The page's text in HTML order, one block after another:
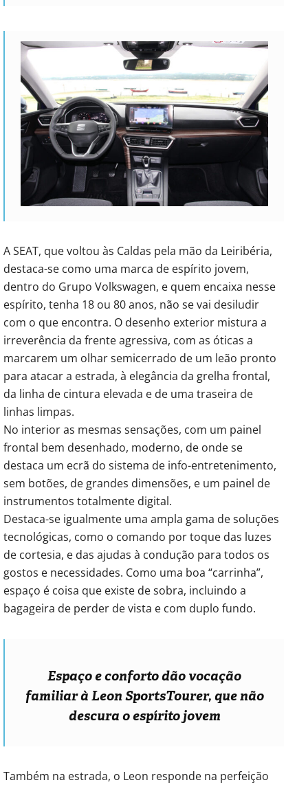
A SEAT, que voltou às Caldas pela mão da Leiribéria,
destaca-se como uma marca de espírito jovem,
dentro do Grupo Volkswagen, e quem encaixa nesse
espírito, tenha 18 ou 80 anos, não se vai desiludir
com o que encontra. O desenho exterior mistura a
irreverência da frente agressiva, com as óticas a
marcarem um olhar semicerrado de um leão pronto
para atacar a estrada, à elegância da grelha frontal,
da linha de cintura elevada e de uma traseira de
linhas limpas.
No interior as mesmas sensações, com um painel
frontal bem desenhado, moderno, de onde se
destaca um ecrã do sistema de info-entretenimento,
sem botões, de grandes dimensões, e um painel de
instrumentos totalmente digital.
Destaca-se igualmente uma ampla gama de soluções
tecnológicas, como o comando por toque das luzes
de cortesia, e das ajudas à condução para todos os
gostos e necessidades. Como uma boa “carrinha”,
espaço é coisa que existe de sobra, incluindo a
bagageira de perder de vista e com duplo fundo.
Espaço e conforto dão vocação
familiar à Leon SportsTourer, que não
descura o espírito jovem
Também na estrada, o Leon responde na perfeição